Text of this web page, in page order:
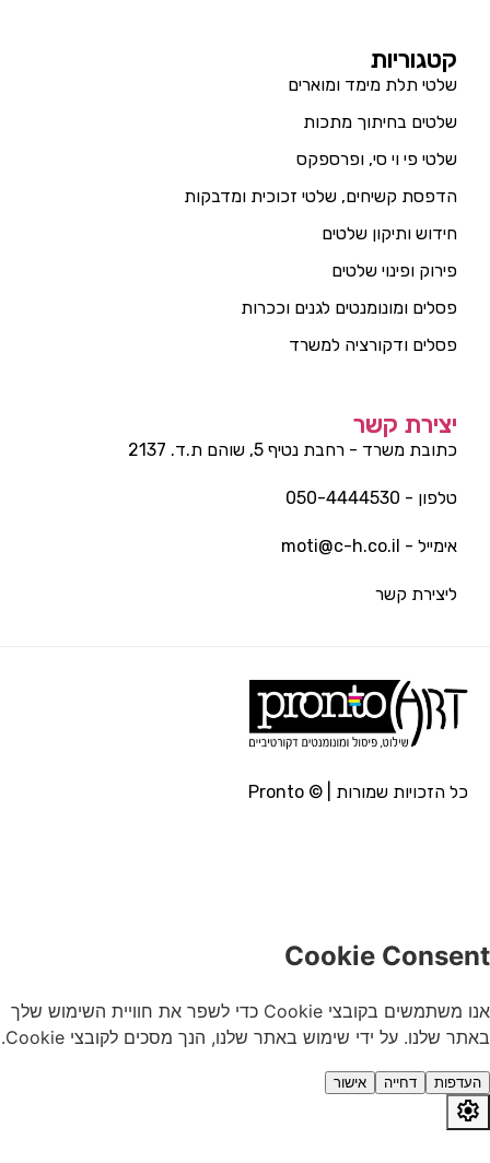
קטגוריות
שלטי תלת מימד ומוארים
שלטים בחיתוך מתכות
שלטי פי וי סי, ופרספקס
הדפסת קשיחים, שלטי זכוכית ומדבקות
חידוש ותיקון שלטים
פירוק ופינוי שלטים
פסלים ומונומנטים לגנים וככרות
פסלים ודקורציה למשרד
יצירת קשר
כתובת משרד - רחבת נטיף 5, שוהם ת.ד. 2137
טלפון - 050-4444530
אימייל - moti@c-h.co.il
ליצירת קשר
כל הזכויות שמורות | © Pronto